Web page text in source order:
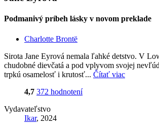
Podmanivý príbeh lásky v novom preklade
Charlotte Brontë
Sirota Jane Eyrová nemala ľahké detstvo. V
chudobné dievčatá a pod vplyvom svojej
trpkú osamelosť i krutosť... Čítať viac
4,7 372 hodnotení
Vydavateľstvo
Ikar, 2024